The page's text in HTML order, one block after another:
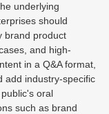
underlying
should
brand product
and high-
in a Q&A format,
add industry-specific
oral
such as brand